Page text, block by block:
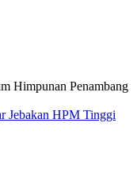
Jebakan HPM Tinggi